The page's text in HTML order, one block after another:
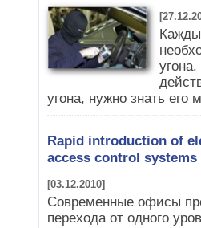
угона, нужно знать
Rapid introduction of
access control systems
[03.12.2010]
Современные офисы
перехода от одного